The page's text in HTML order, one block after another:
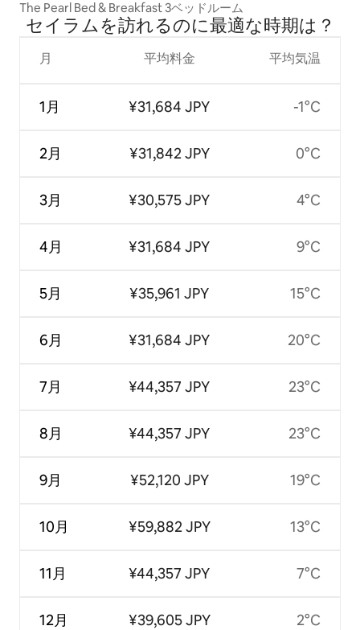
The Pearl Bed & Breakfast 3ベッドルーム
セイラムを訪⁠れ⁠るの⁠に最⁠適⁠な時⁠期⁠は⁠？
月
1月
2月
3月
4月
5月
6月
7月
8月
9月
10月
11月
12月
平均料金
¥31,684 JPY
¥31,842 JPY
¥30,575 JPY
¥31,684 JPY
¥35,961 JPY
¥31,684 JPY
¥44,357 JPY
¥44,357 JPY
¥52,120 JPY
¥59,882 JPY
¥44,357 JPY
¥39,605 JPY
平均気温
-1°C
0°C
4°C
9°C
15°C
20°C
23°C
23°C
19°C
13°C
7°C
2°C